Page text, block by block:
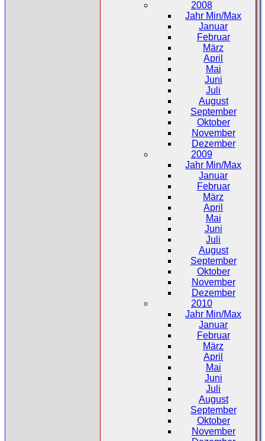
2008
Jahr Min/Max
Januar
Februar
März
April
Mai
Juni
Juli
August
September
Oktober
November
Dezember
2009
Jahr Min/Max
Januar
Februar
März
April
Mai
Juni
Juli
August
September
Oktober
November
Dezember
2010
Jahr Min/Max
Januar
Februar
März
April
Mai
Juni
Juli
August
September
Oktober
November